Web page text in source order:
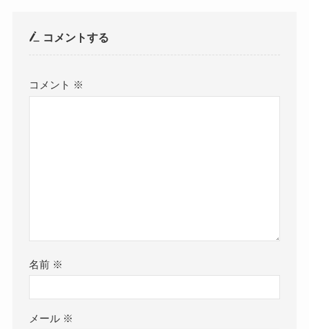
コメントする
コメント ※
名前 ※
メール ※